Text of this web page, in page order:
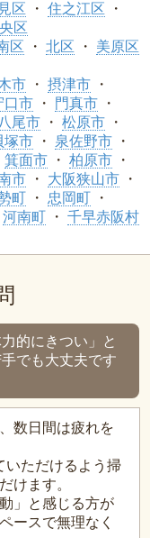
区
住之江区
区
区 北区
美原区
市
摂津市
口市
門真市
八尾市
松原市
塚市
泉佐野市
箕面市
柏原市
市
大阪狭山市
町
忠岡町
河南町 千早赤阪村
的にきつい」と
でも大丈夫です
数日間は疲れを
いただけるよう掃
けます。
」と感じる方が
ースで無理なく